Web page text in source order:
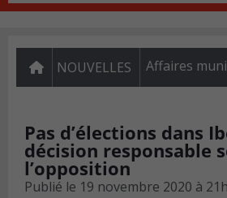
NOUVELLES Affaires
Pas d’élections dans
décision responsable
l’opposition
Publié le 19 novembre 2020 à